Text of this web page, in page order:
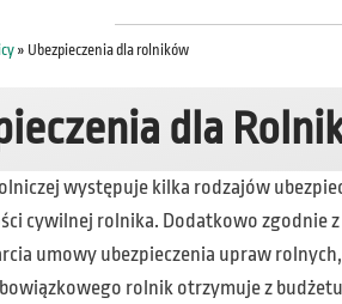
» Ubezpieczenia dla rolników
dla
występuje kilka rodzajów
cywilnej rolnika. Dodatkowo zgodnie
umowy ubezpieczenia upraw
rolnik otrzymuje z